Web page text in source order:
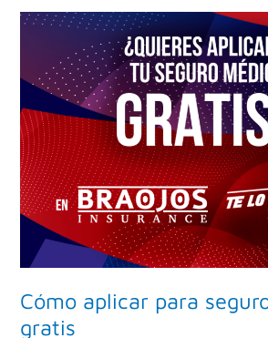
Cómo aplicar para
gratis
Cómo
seguro
médico
gratis